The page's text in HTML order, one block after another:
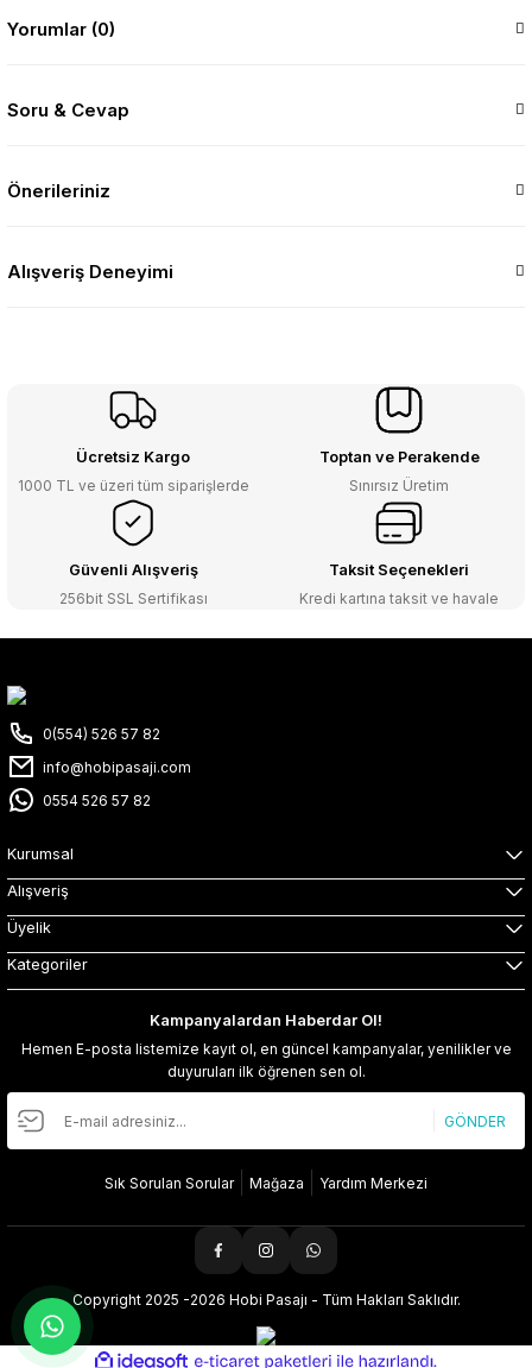
Yorumlar (0)
Soru & Cevap
Önerileriniz
Alışveriş Deneyimi
Ücretsiz Kargo
1000 TL ve üzeri tüm siparişlerde
Toptan ve Perakende
Sınırsız Üretim
Güvenli Alışveriş
256bit SSL Sertifikası
Taksit Seçenekleri
Kredi kartına taksit ve havale
0(554) 526 57 82
info@hobipasaji.com
0554 526 57 82
Kurumsal
Alışveriş
Üyelik
Kategoriler
Kampanyalardan Haberdar Ol!
Hemen E-posta listemize kayıt ol, en güncel kampanyalar, yenilikler ve
duyuruları ilk öğrenen sen ol.
GÖNDER
Sık Sorulan Sorular Mağaza Yardım Merkezi
Copyright 2025 -2026 Hobi Pasajı - Tüm Hakları Saklıdır.
ideasoft e-